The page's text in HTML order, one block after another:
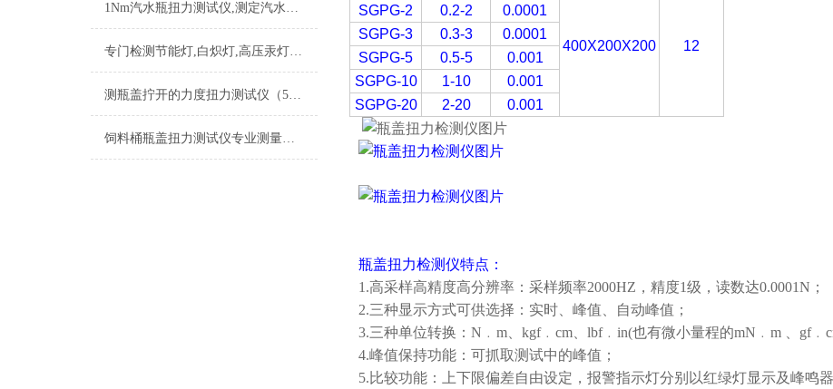
1Nm汽水瓶扭力测试仪,测定汽水瓶盖松动扭力的仪器,盖子扭力检定仪
专门检测节能灯,白炽灯,高压汞灯的数显灯头扭力测试仪
测瓶盖拧开的力度扭力测试仪（5N.m以下瓶盖扭力测试仪）
饲料桶瓶盖扭力测试仪专业测量瓶装产品瓶盖的锁紧
400X200X200 12
SGPG-2 0.2-2
0.0001
SGPG-3
0.3-3
0.0001
SGPG-5
0.5-5
0.001
SGPG-10
1-10
0.001
SGPG-20
2-20 0.001
瓶盖扭力检测仪特点：
1.高采样高精度高分辨率：采样频率2000HZ，精度1级，读数达0.0001N；
2.三种显示方式可供选择：实时、峰值、自动峰值；
3.三种单位转换：N﹒m、kgf﹒cm、lbf﹒in(也有微小量程的mN﹒m 、
4.峰值保持功能：可抓取测试中的峰值；
5.比较功能：上下限偏差自由设定，报警指示灯分别以红绿灯显示及峰鸣器